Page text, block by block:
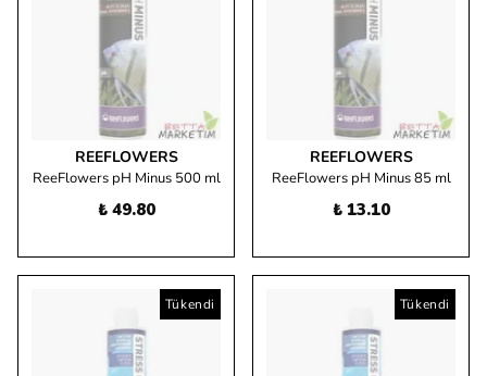
REEFLOWERS
ReeFlowers pH Minus 500 ml
₺ 49.80
REEFLOWERS
ReeFlowers pH Minus 85 ml
₺ 13.10
Tükendi Tükendi